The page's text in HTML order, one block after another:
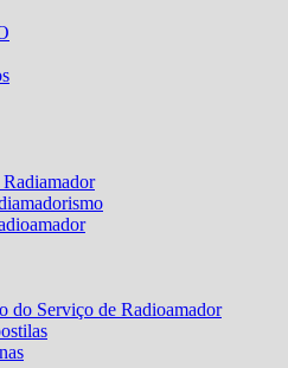
do Serviço de Radioamador